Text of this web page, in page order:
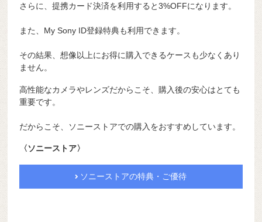
さらに、提携カード決済を利用すると3%OFFになります。
また、My Sony ID登録特典も利用できます。
その結果、想像以上にお得に購入できるケースも少なくあり
ません。
高性能なカメラやレンズだからこそ、購入後の安心はとても
重要です。
だからこそ、ソニーストアでの購入をおすすめしています。
〈ソニーストア〉
ソニーストアの特典・ご優待